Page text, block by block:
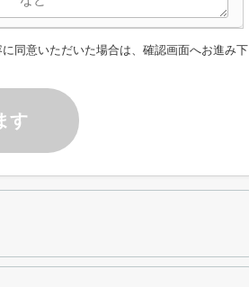
同意いただいた場合は、確認画面へお進み下
す